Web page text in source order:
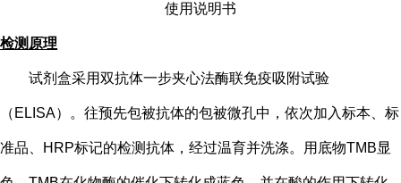
使用说明书
检测原理
试剂盒采用双抗体一步夹心法酶联免疫吸附试验
（ ELISA）。往预先包被抗体的包被微孔中，依次加入标本、标
准品、HRP标记的检测抗体，经过温育并洗涤。用底物TMB显